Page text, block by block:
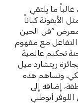
ما يلتقي
الأيقونة كياناً
معرض “فن الحين
التفاعل مع مفهوم
تحكيم عالمية
ريتشارد ميل
دولار أمريكي. وتساهم هذه
إضافة إلى
أبوظبي